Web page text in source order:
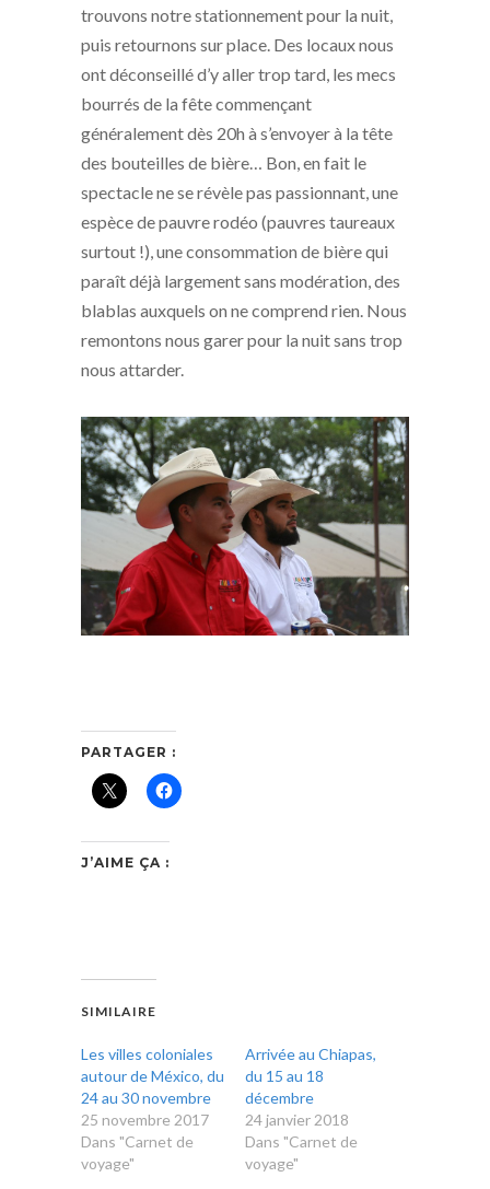
trouvons notre stationnement pour la nuit,
puis retournons sur place. Des locaux nous
ont déconseillé d’y aller trop tard, les mecs
bourrés de la fête commençant
généralement dès 20h à s’envoyer à la tête
des bouteilles de bière… Bon, en fait le
spectacle ne se révèle pas passionnant, une
espèce de pauvre rodéo (pauvres taureaux
surtout !), une consommation de bière qui
paraît déjà largement sans modération, des
blablas auxquels on ne comprend rien. Nous
remontons nous garer pour la nuit sans trop
nous attarder.
PARTAGER :
J’AIME ÇA :
SIMILAIRE
Les villes coloniales
autour de México, du
24 au 30 novembre
25 novembre 2017
Dans "Carnet de
voyage"
Arrivée au Chiapas,
du 15 au 18
décembre
24 janvier 2018
Dans "Carnet de
voyage"